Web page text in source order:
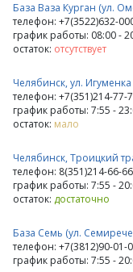
База Ваза Курган (ул.
телефон: +7(3522)632-
график работы: 08:00 -
остаток: отсутствует
Челябинск, ул.
телефон: +7(351)214-77-
график работы: 7:55 -
остаток: мало
Челябинск, Троицкий
телефон: 8(351)214-66-66
график работы: 7:55 -
остаток: достаточно
База Семь (ул.
телефон: +7(3812)90-01-
график работы: 7:55 -